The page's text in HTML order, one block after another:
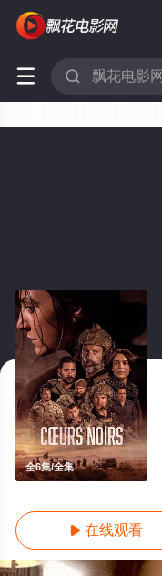
 
全6集/全集
 在线观看